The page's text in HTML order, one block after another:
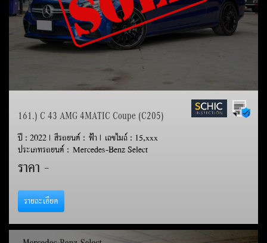
161.) C 43 AMG 4MATIC Coupe (C205)
ปี : 2022 | สีรถยนต์ : ฟ้า | เลขไมล์ : 15,xxx
ประเภทรถยนต์ : Mercedes-Benz Select
ราคา -
รายละเอียด